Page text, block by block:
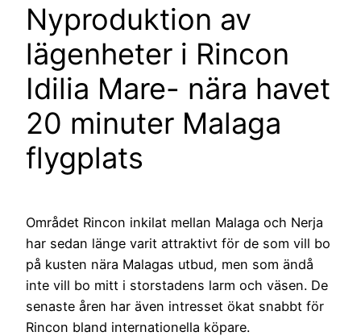
Nyproduktion av
lägenheter i Rincon
Idilia Mare- nära havet
20 minuter Malaga
flygplats
Området Rincon inkilat mellan Malaga och Nerja
har sedan länge varit attraktivt för de som vill bo
på kusten nära Malagas utbud, men som ändå
inte vill bo mitt i storstadens larm och väsen. De
senaste åren har även intresset ökat snabbt för
Rincon bland internationella köpare.